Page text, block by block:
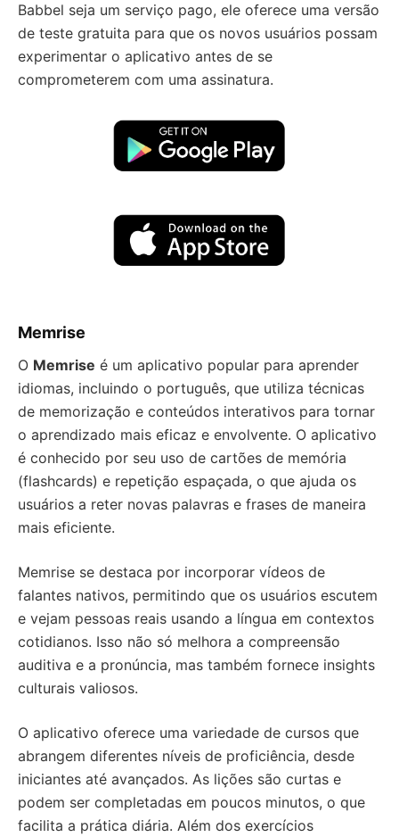
Babbel seja um serviço pago, ele oferece uma versão
de teste gratuita para que os novos usuários possam
experimentar o aplicativo antes de se
comprometerem com uma assinatura.
Memrise
O Memrise é um aplicativo popular para aprender
idiomas, incluindo o português, que utiliza técnicas
de memorização e conteúdos interativos para tornar
o aprendizado mais eficaz e envolvente. O aplicativo
é conhecido por seu uso de cartões de memória
(flashcards) e repetição espaçada, o que ajuda os
usuários a reter novas palavras e frases de maneira
mais eficiente.
Memrise se destaca por incorporar vídeos de
falantes nativos, permitindo que os usuários escutem
e vejam pessoas reais usando a língua em contextos
cotidianos. Isso não só melhora a compreensão
auditiva e a pronúncia, mas também fornece insights
culturais valiosos.
O aplicativo oferece uma variedade de cursos que
abrangem diferentes níveis de proficiência, desde
iniciantes até avançados. As lições são curtas e
podem ser completadas em poucos minutos, o que
facilita a prática diária. Além dos exercícios